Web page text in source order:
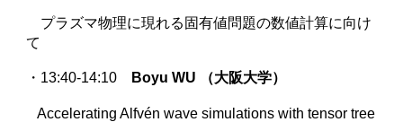
プラズマ物理に現れる固有値問題の数値計算に向け
て
・13:40-14:10 Boyu WU （大阪大学）
Accelerating Alfvén wave simulations with tensor tree